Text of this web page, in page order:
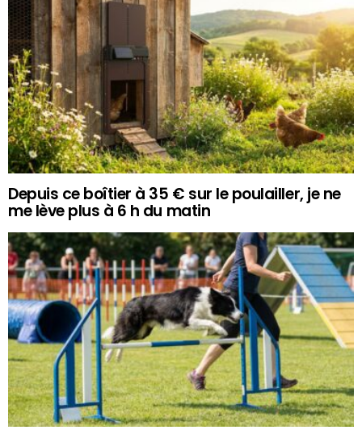
Depuis ce boîtier à 35 € sur le poulailler, je ne
me lève plus à 6 h du matin